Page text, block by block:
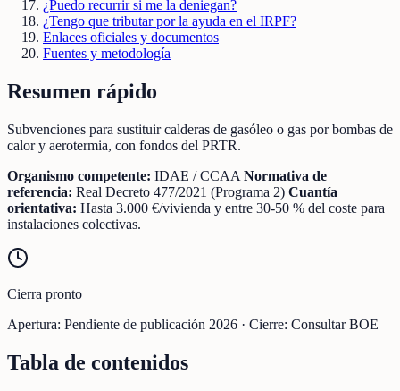
¿Puedo recurrir si me la deniegan?
¿Tengo que tributar por la ayuda en el IRPF?
Enlaces oficiales y documentos
Fuentes y metodología
Resumen rápido
Subvenciones para sustituir calderas de gasóleo o gas por bombas de
calor y aerotermia, con fondos del PRTR.
Organismo competente: IDAE / CCAA Normativa de
referencia: Real Decreto 477/2021 (Programa 2) Cuantía
orientativa: Hasta 3.000 €/vivienda y entre 30-50 % del coste para
instalaciones colectivas.
Cierra pronto
Apertura: Pendiente de publicación 2026 · Cierre: Consultar BOE
Tabla de contenidos